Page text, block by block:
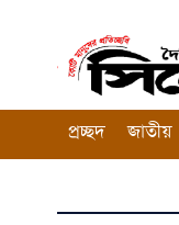
প্রচ্ছদ জাতীয়